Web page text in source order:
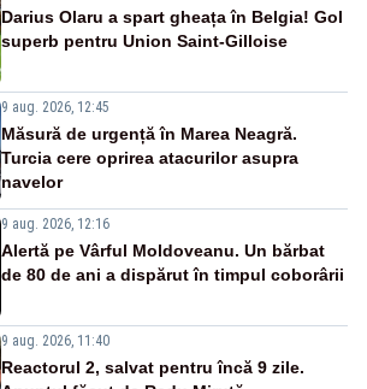
Darius Olaru a spart gheața în Belgia! Gol
superb pentru Union Saint-Gilloise
9 aug. 2026, 12:45
Măsură de urgență în Marea Neagră.
Turcia cere oprirea atacurilor asupra
navelor
9 aug. 2026, 12:16
Alertă pe Vârful Moldoveanu. Un bărbat
de 80 de ani a dispărut în timpul coborârii
9 aug. 2026, 11:40
Reactorul 2, salvat pentru încă 9 zile.